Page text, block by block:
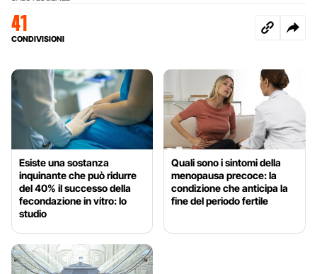
41
CONDIVISIONI
Esiste una sostanza
inquinante che può ridurre
del 40% il successo della
fecondazione in vitro: lo
studio
Quali sono i sintomi della
menopausa precoce: la
condizione che anticipa la
fine del periodo fertile